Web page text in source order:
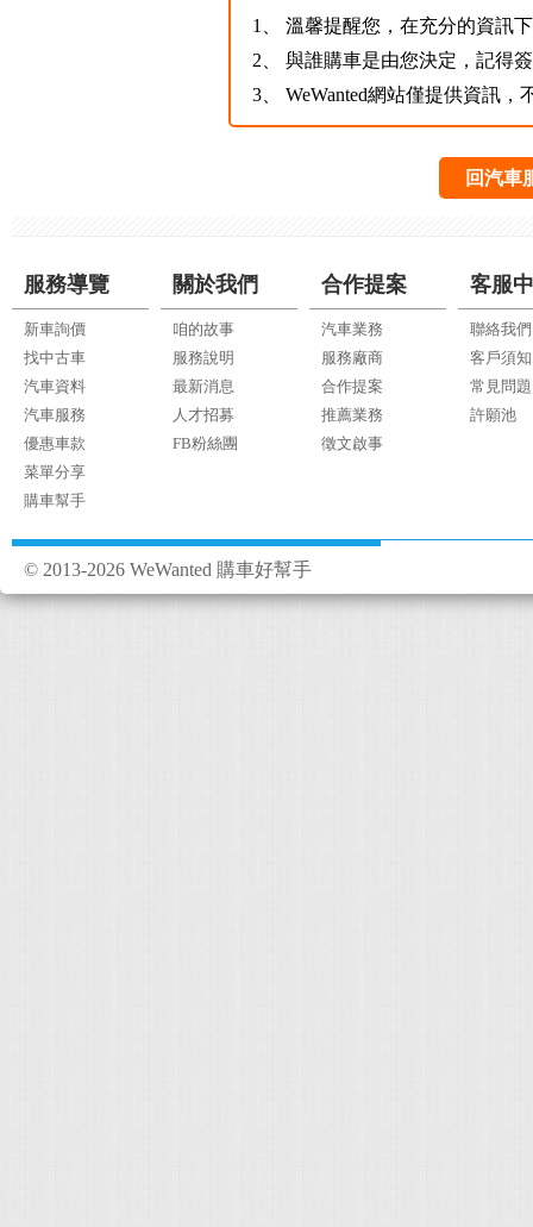
1、
溫馨提醒您，在充分的資訊
2、
與誰購車是由您決定，記得
3、
WeWanted網站僅提供資訊
回汽車
服務導覽
新車詢價
找中古車
汽車資料
汽車服務
優惠車款
菜單分享
購車幫手
關於我們
咱的故事
服務說明
最新消息
人才招募
FB粉絲團
合作提案
汽車業務
服務廠商
合作提案
推薦業務
徵文啟事
客服
聯絡我們
客戶須知
常見問題
許願池
© 2013-2026 WeWanted 購車好幫手